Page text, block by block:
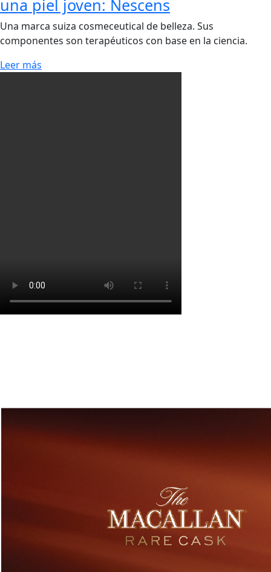
una piel joven: Nescens
Una marca suiza cosmeceutical de belleza. Sus
componentes son terapéuticos con base en la ciencia.
Leer más